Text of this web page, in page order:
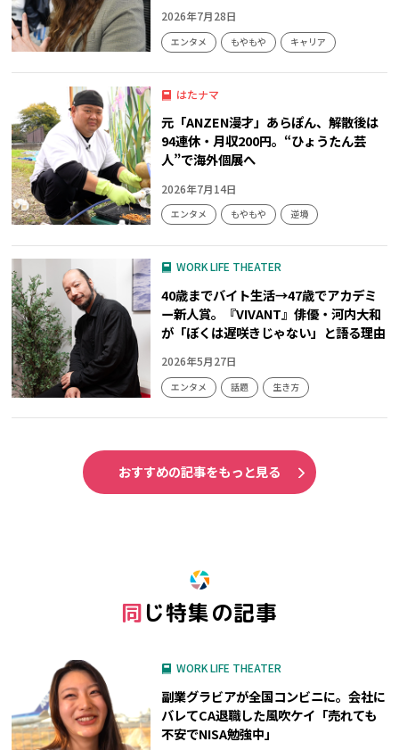
2026年7月28日
エンタメ もやもや キャリア
はたナマ
元「ANZEN漫才」あらぽん、解散後は
94連休・月収200円。“ひょうたん芸
人”で海外個展へ
2026年7月14日
エンタメ もやもや 逆境
WORK LIFE THEATER
40歳までバイト生活→47歳でアカデミ
ー新人賞。『VIVANT』俳優・河内大和
が「ぼくは遅咲きじゃない」と語る理由
2026年5月27日
エンタメ 話題 生き方
おすすめの記事をもっと見る
同じ特集の記事
WORK LIFE THEATER
副業グラビアが全国コンビニに。会社に
バレてCA退職した風吹ケイ「売れても
不安でNISA勉強中」